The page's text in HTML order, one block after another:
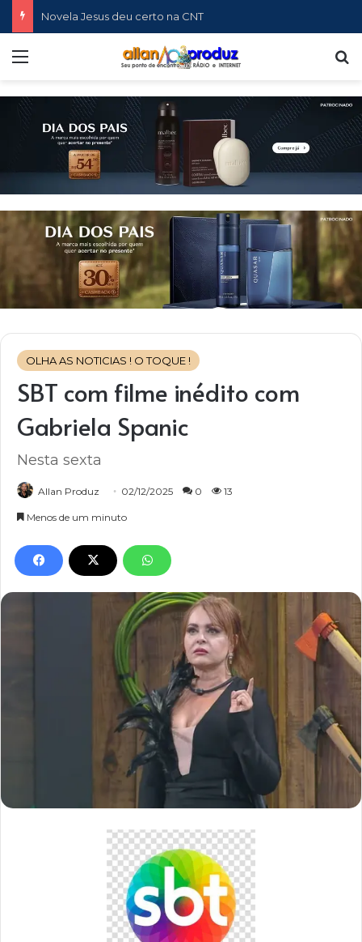
Novela Jesus deu certo na CNT
OLHA AS NOTICIAS ! O TOQUE !
SBT com filme inédito com
Gabriela Spanic
Nesta sexta
Allan Produz 02/12/2025 0 13
Menos de um minuto